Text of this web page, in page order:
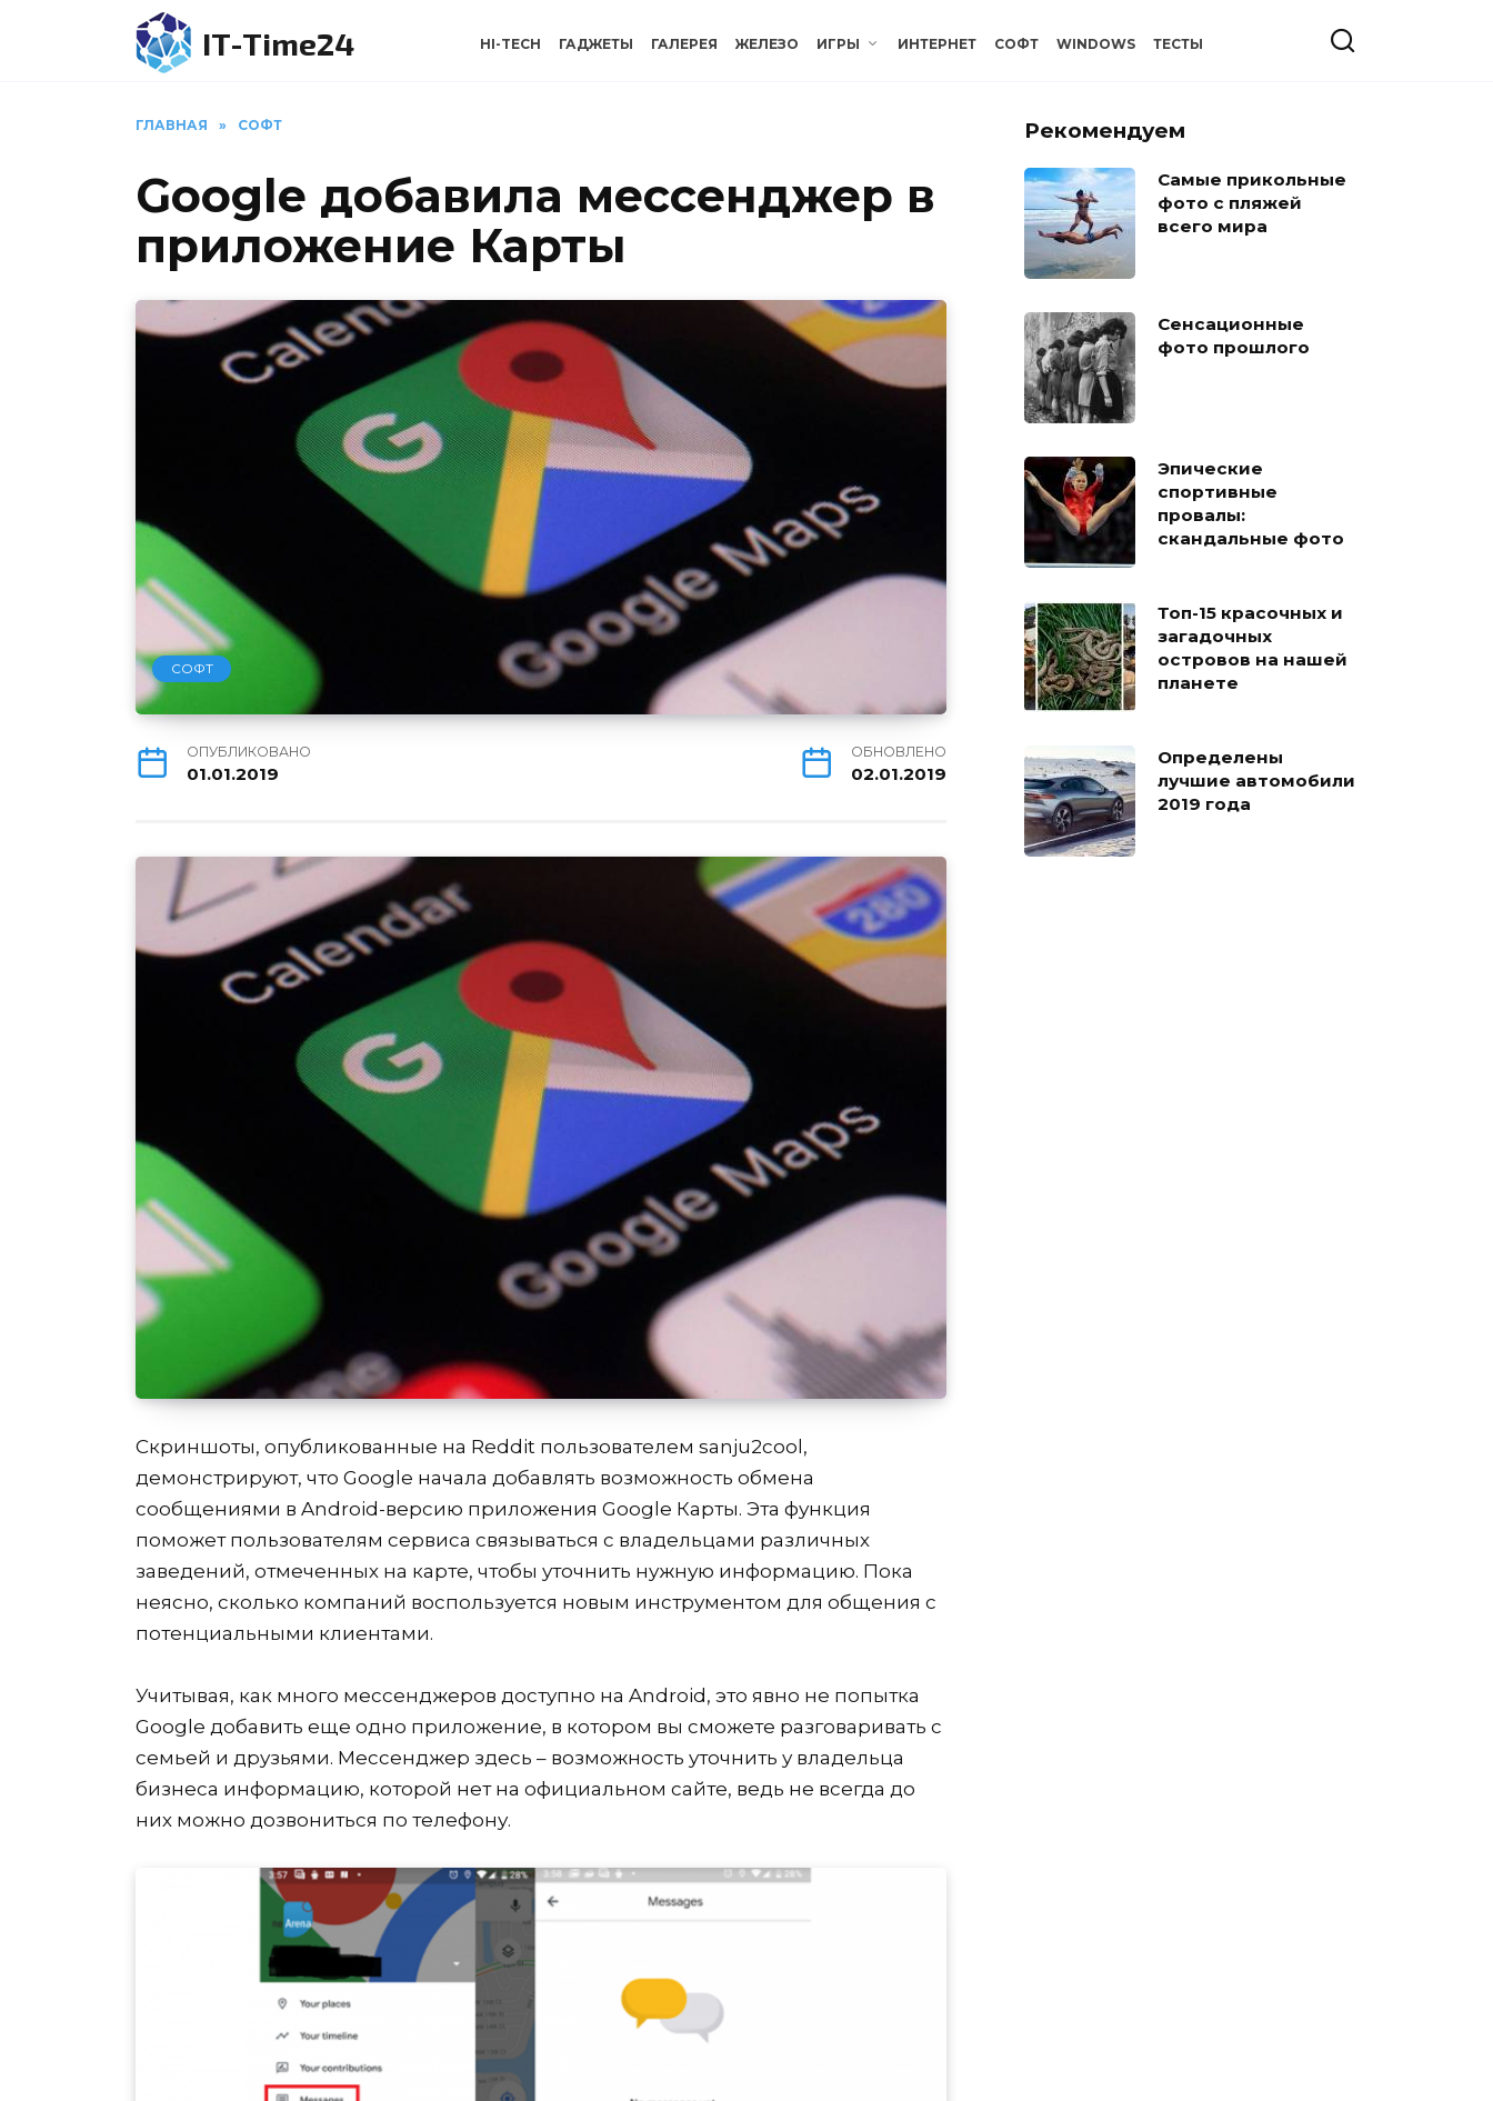
IT-Time24 HI-TECH ГАДЖЕТЫ ГАЛЕРЕЯ ЖЕЛЕЗО ИГРЫ ИНТЕРНЕТ СОФТ WINDOWS ТЕСТЫ
ГЛАВНАЯ » СОФТ
Google добавила мессенджер в
приложение Карты
СОФТ
ОПУБЛИКОВАНО
01.01.2019
ОБНОВЛЕНО
02.01.2019
Скриншоты, опубликованные на Reddit пользователем sanju2cool,
демонстрируют, что Google начала добавлять возможность обмена
сообщениями в Android-версию приложения Google Карты. Эта функция
поможет пользователям сервиса связываться с владельцами различных
заведений, отмеченных на карте, чтобы уточнить нужную информацию. Пока
неясно, сколько компаний воспользуется новым инструментом для общения с
потенциальными клиентами.
Учитывая, как много мессенджеров доступно на Android, это явно не попытка
Google добавить еще одно приложение, в котором вы сможете разговаривать с
семьей и друзьями. Мессенджер здесь – возможность уточнить у владельца
бизнеса информацию, которой нет на официальном сайте, ведь не всегда до
них можно дозвониться по телефону.
Рекомендуем
Самые прикольные
фото с пляжей
всего мира
Сенсационные
фото прошлого
Эпические
спортивные
провалы:
скандальные фото
Топ-15 красочных и
загадочных
островов на нашей
планете
Определены
лучшие автомобили
2019 года